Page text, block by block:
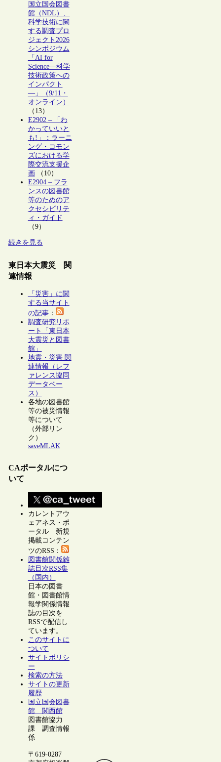
国立国会図書
館（NDL）、
科学技術に関
する調査プロ
ジェクト2026
シンポジウム
「AI for
Science―科学
技術政策への
インパクト
―」（9/11・
オンライン）
（13）
E2902 – 「わ
かっていいと
も!」：ラーニ
ング・コモン
ズにおける学
際交流支援企
画 （10）
E2904 – フラ
ンスの図書館
等のためのア
クセシビリテ
ィ・ガイド
（9）
続きを見る
東日本大震災 関
連情報
「災害」に関
する当サイト
の記事：
調査研究リポ
ート「東日本
大震災と図書
館」
地震・災害 関
連情報（レフ
ァレンス協同
データベー
ス）
各地の図書館
等の被災情報
等について
（外部リン
ク）
saveMLAK
CAポータルにつ
いて
カレントアウ
ェアネス・ポ
ータル 新規
掲載コンテン
ツのRSS：
図書館関係雑
誌目次RSS集
（国内）
日本の図書
館・図書館情
報学関係情報
誌の目次を
RSSで配信し
ています。
このサイトに
ついて
サイトポリシ
ー
検索の方法
サイトの更新
履歴
国立国会図書
館 関西館
図書館協力
課 調査情報
係
〒619-0287